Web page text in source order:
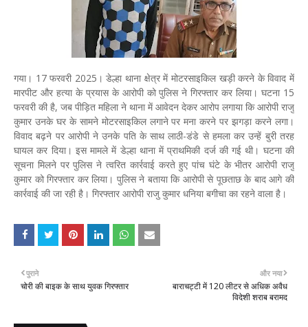
गया। 17 फरवरी 2025। डेल्हा थाना क्षेत्र में मोटरसाइकिल खड़ी करने के विवाद में
मारपीट और हत्या के प्रयास के आरोपी को पुलिस ने गिरफ्तार कर लिया। घटना 15
फरवरी की है, जब पीड़ित महिला ने थाना में आवेदन देकर आरोप लगाया कि आरोपी राजु
कुमार उनके घर के सामने मोटरसाइकिल लगाने पर मना करने पर झगड़ा करने लगा।
विवाद बढ़ने पर आरोपी ने उनके पति के साथ लाठी-डंडे से हमला कर उन्हें बुरी तरह
घायल कर दिया। इस मामले में डेल्हा थाना में प्राथमिकी दर्ज की गई थी। घटना की
सूचना मिलने पर पुलिस ने त्वरित कार्रवाई करते हुए पांच घंटे के भीतर आरोपी राजु
कुमार को गिरफ्तार कर लिया। पुलिस ने बताया कि आरोपी से पूछताछ के बाद आगे की
कार्रवाई की जा रही है। गिरफ्तार आरोपी राजु कुमार धनिया बगीचा का रहने वाला है।
और नया
बाराचट्टी में 120 लीटर से अधिक अवैध
विदेशी शराब बरामद
पुराने
चोरी की बाइक के साथ युवक गिरफ्तार